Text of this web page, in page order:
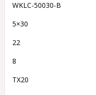
WKLC-50030-B
5×30
22
8
TX20